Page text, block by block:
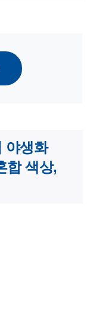
야생화
합 색상,